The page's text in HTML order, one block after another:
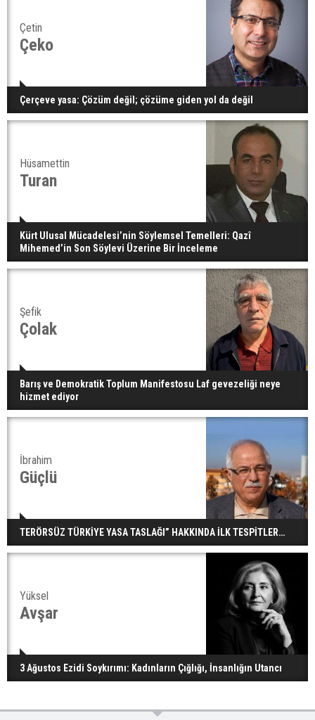
Çetin
Çeko
Çerçeve yasa: Çözüm değil; çözüme giden yol da değil
Hüsamettin
Turan
Kürt Ulusal Mücadelesi’nin Söylemsel Temelleri: Qazî
Mihemed’in Son Söylevi Üzerine Bir İnceleme
Şefik
Çolak
Barış ve Demokratik Toplum Manifestosu Laf gevezeliği neye
hizmet ediyor
İbrahim
Güçlü
TERÖRSÜZ TÜRKİYE YASA TASLAĞI” HAKKINDA İLK TESPİTLER…
Yüksel
Avşar
3 Ağustos Ezidi Soykırımı: Kadınların Çığlığı, İnsanlığın Utancı